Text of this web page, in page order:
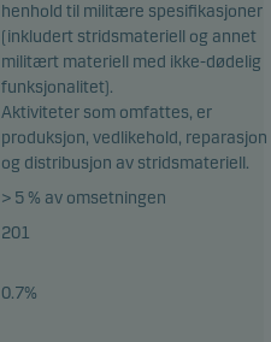
henhold til militære spesifikasjoner
(inkludert stridsmateriell og annet
militært materiell med ikke-dødelig
funksjonalitet).
Aktiviteter som omfattes, er
produksjon, vedlikehold, reparasjon
og distribusjon av stridsmateriell.
> 5 % av omsetningen
201
0.7%